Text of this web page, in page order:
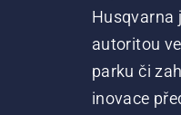
Husqvarna
autoritou
parku či
inovace